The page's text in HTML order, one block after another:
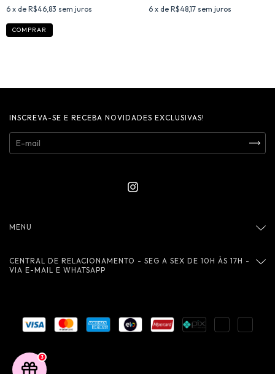
3
6 x de R$46,83 sem juros
COMPRAR
6 x de R$48,17 sem juros
INSCREVA-SE E RECEBA NOVIDADES EXCLUSIVAS!
MENU
CENTRAL DE RELACIONAMENTO - SEG A SEX DE 10H ÀS 17H -
VIA E-MAIL E WHATSAPP